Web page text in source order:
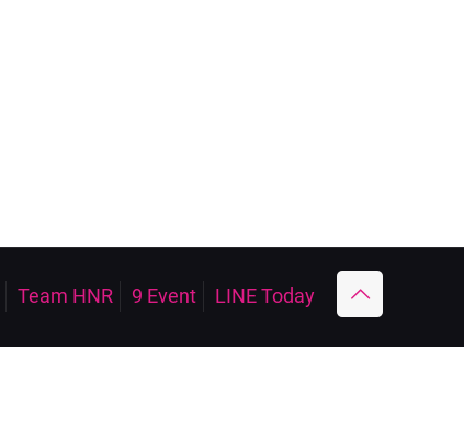
Team HNR 9 Event LINE Today